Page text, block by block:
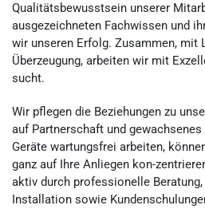
Qualitätsbewusstsein unserer
ausgezeichneten Fachwissen und
wir unseren Erfolg. Zusammen, mit
Überzeugung, arbeiten wir mit
sucht.
Wir pflegen die Beziehungen zu
auf Partnerschaft und
Geräte wartungsfrei arbeiten,
ganz auf Ihre Anliegen kon-
aktiv durch professionelle
Installation sowie